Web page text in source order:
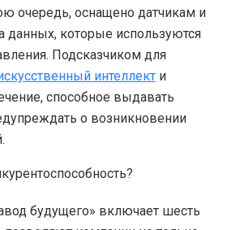
очередь, оснащено датчикам и
данных, которые используются
Подсказчиком для
интеллект и
способное выдавать
о возникновении
будущего» включает шесть